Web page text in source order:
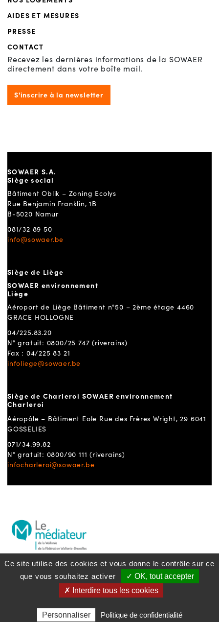
AIDES ET MESURES
PRESSE
CONTACT
Recevez les dernières informations de la SOWAER
directement dans votre boîte mail.
S'inscrire à la newsletter
SOWAER S.A.
Siège social
Bâtiment Oblik – Zoning Ecolys
Rue Benjamin Franklin, 1B
B-5020 Namur
081/32 89 50
info@sowaer.be
Siège de Liège
SOWAER environnement
Liège
Aéroport de Liège Bâtiment n°50 – 2ème étage 4460
GRACE HOLLOGNE
04/225.83.20
N° gratuit: 0800/25 747 (riverains)
Fax : 04/225 83 21
infoliege@sowaer.be
Siège de Charleroi SOWAER environnement
Charleroi
Aéropôle – Bâtiment Eole Rue des Frères Wright, 29 6041
GOSSELIES
071/34.99.82
N° gratuit: 0800/90 111 (riverains)
infocharleroi@sowaer.be
Politique lanceurs d’alerte
S'inscrire à la
Politique de confidentialité
Politique des cookies
Mentions légales
Ce site utilise des cookies et vous donne le contrôle sur ce
que vous souhaitez activer
✓ OK, tout accepter
✗ Interdire tous les cookies
Personnaliser Politique de confidentialité